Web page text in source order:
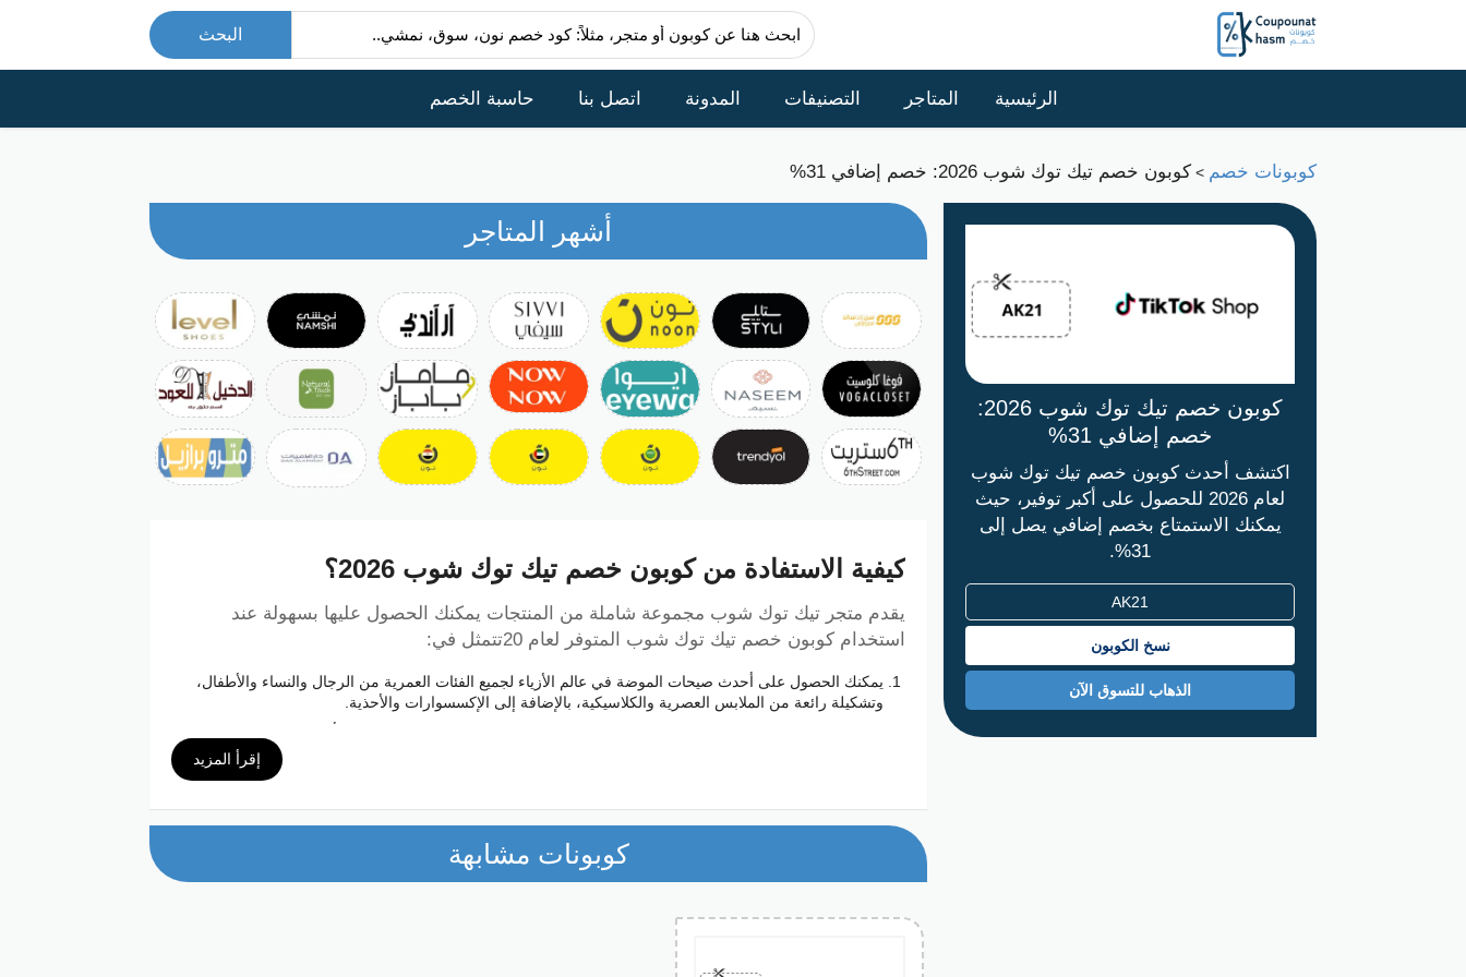
البحث
الرئيسية المتاجر التصنيفات المدونة اتصل بنا حاسبة الخصم
كوبونات خصم > كوبون خصم تيك توك شوب 2026: خصم إضافي 31%
كوبون خصم تيك توك شوب 2026:
خصم إضافي 31%
اكتشف أحدث كوبون خصم تيك توك شوب
لعام 2026 للحصول على أكبر توفير، حيث
يمكنك الاستمتاع بخصم إضافي يصل إلى
31%.
نسخ الكوبون
الذهاب للتسوق الآن
أشهر المتاجر
إقرأ المزيد
كيفية الاستفادة من كوبون خصم تيك توك شوب 2026؟
يقدم متجر تيك توك شوب مجموعة شاملة من المنتجات يمكنك الحصول عليها بسهولة عند
استخدام كوبون خصم تيك توك شوب المتوفر لعام 20تتمثل في:
يمكنك الحصول على أحدث صيحات الموضة في عالم الأزياء لجميع الفئات العمرية من الرجال والنساء والأطفال،
وتشكيلة رائعة من الملابس العصرية والكلاسيكية، بالإضافة إلى الإكسسوارات والأحذية.
سوف تجمع كل ما تريد من مستلزمات المنزل والديكور بأقل الأسعار عند استخدام كوبون خصم تيك توك شوب من
ما هي مميزات كوبون تيك توك شوب AK21؟
الفئات، ويمكن الحصول على الخصم مرة واحدة فقط عند الشراء بسعر معين.
كوبون خصم تيك توك شوب
على جميع المنتجات عند وصولك مبلغ معين، لكن يمكنك استخدامه 10 مرات.
كوبونات مشابهة